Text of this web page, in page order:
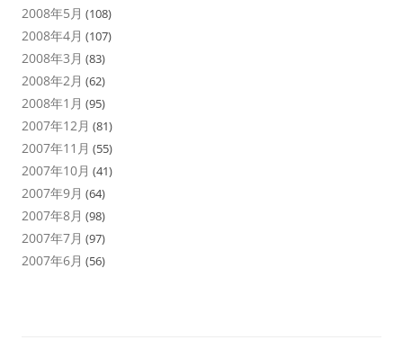
2008年5月 (108)
2008年4月 (107)
2008年3月 (83)
2008年2月 (62)
2008年1月 (95)
2007年12月 (81)
2007年11月 (55)
2007年10月 (41)
2007年9月 (64)
2007年8月 (98)
2007年7月 (97)
2007年6月 (56)